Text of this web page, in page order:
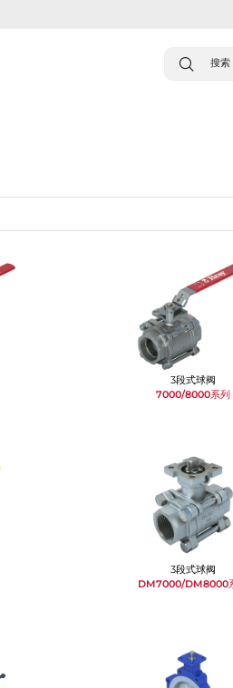
3段式球阀
7000/8000系列
3段式球阀
DM7000/DM8000